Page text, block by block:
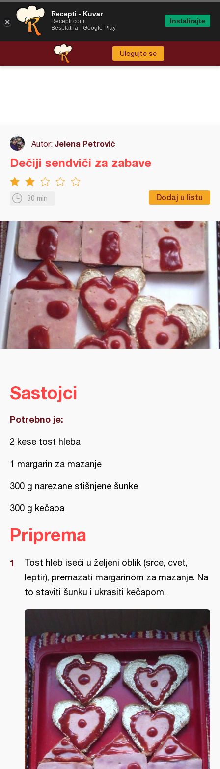
Ulogujte se
Autor: Jelena Petrović
30 min Dodaj u listu
Dečiji sendviči za zabave
Sastojci
Potrebno je:
2 kese tost hleba
1 margarin za mazanje
300 g narezane stišnjene šunke
300 g kečapa
Priprema
Tost hleb iseći u željeni oblik (srce, cvet,
leptir), premazati margarinom za mazanje. Na
to staviti šunku i ukrasiti kečapom.
Recepti - Kuvar
Recepti.com
Besplatna - Google Play
Instalirajte